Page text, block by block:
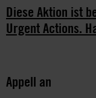
Diese Aktion ist
Urgent Actions.
Appell an